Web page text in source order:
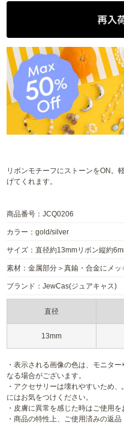
リボンモチーフにストーンをON。
げてくれます。
商品番号：JCQ0206
カラー：gold/silver
サイズ：直径約13mmリボン縦約
素材：金属部分＞真鍮・合金にメッ
ブランド：JewCas(ジュアキャス)
直径
13mm
・表示される画像の色は、モニタ
なる場合がございます。
・アクセサリーは壊れやすいため
にはお気をつけください。
・皮膚に異常を感じた時はご使用
・商品の特性上、ご使用済みの返品